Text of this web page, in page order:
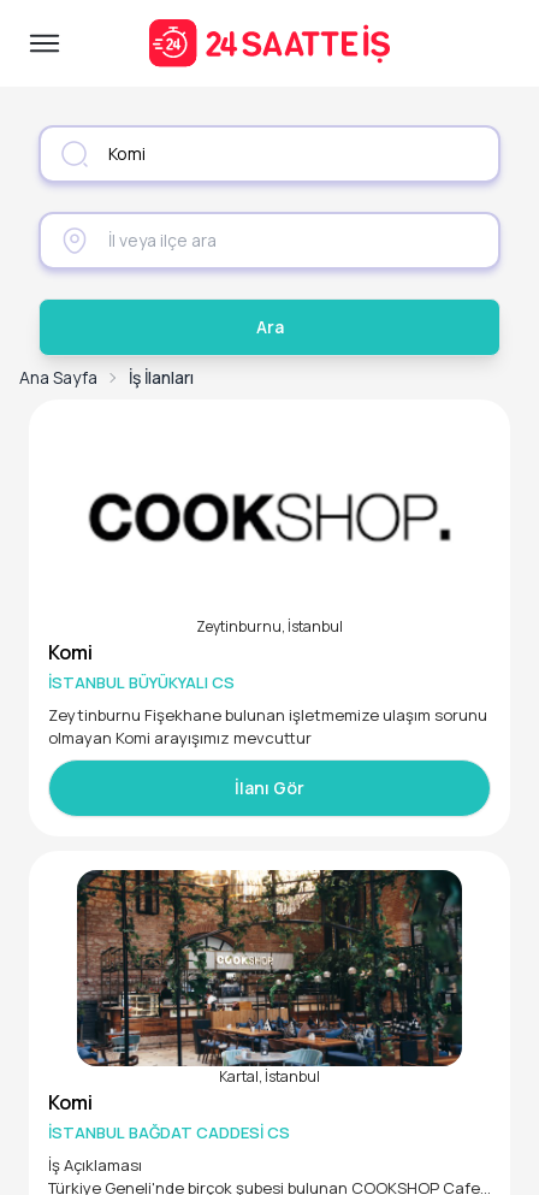
Ara
Ana Sayfa İş İlanları
Zeytinburnu, İstanbul
Komi
İSTANBUL BÜYÜKYALI CS
Zeytinburnu Fişekhane bulunan işletmemize ulaşım sorunu
olmayan Komi arayışımız mevcuttur
İlanı Gör
Kartal, İstanbul
Komi
İSTANBUL BAĞDAT CADDESİ CS
İş Açıklaması
Türkiye Geneli'nde birçok şubesi bulunan COOKSHOP Cafe